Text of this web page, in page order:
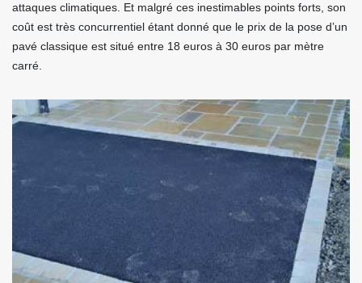
attaques climatiques. Et malgré ces inestimables points forts, son
coût est très concurrentiel étant donné que le prix de la pose d’un
pavé classique est situé entre 18 euros à 30 euros par mètre
carré.